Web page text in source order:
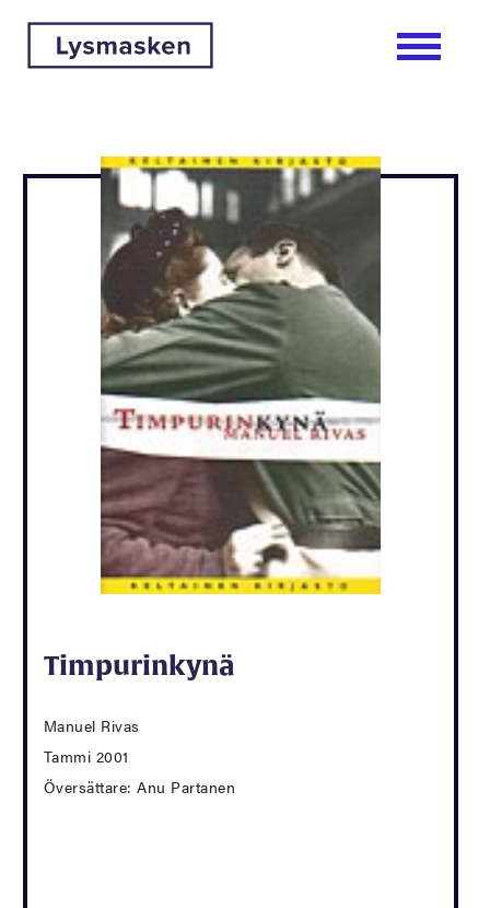
Timpurinkynä
Manuel Rivas
Tammi 2001
Översättare: Anu Partanen